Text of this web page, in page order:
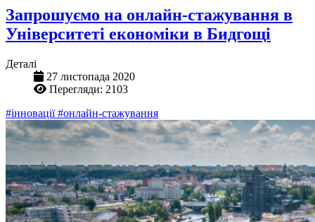
Запрошуємо на онлайн-стажування в
Університеті економіки в Бидгощі
Деталі
27 листопада 2020
Перегляди: 2103
#інновації#онлайн-стажування